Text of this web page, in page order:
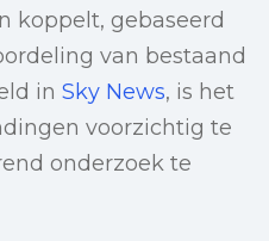
koppelt, gebaseerd
van bestaand
in Sky News, is het
voorzichtig te
onderzoek te